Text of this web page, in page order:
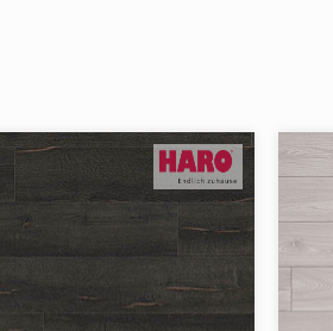
(Click), обеспечивающим укладку
в детских комнатах и спальнях;
кухонь и коридоров;